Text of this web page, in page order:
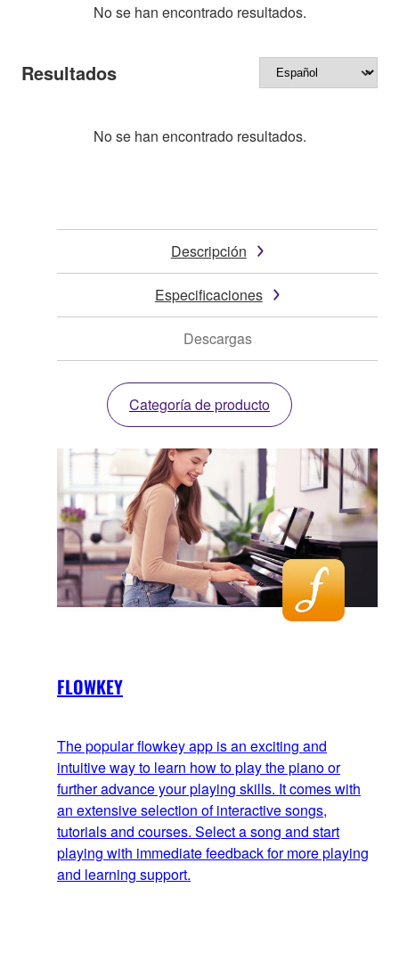
No se han encontrado resultados.
Resultados
No se han encontrado resultados.
Descripción
Especificaciones
Descargas
Categoría de producto
FLOWKEY
The popular flowkey app is an exciting and
intuitive way to learn how to play the piano or
further advance your playing skills. It comes with
an extensive selection of interactive songs,
tutorials and courses. Select a song and start
playing with immediate feedback for more playing
and learning support.